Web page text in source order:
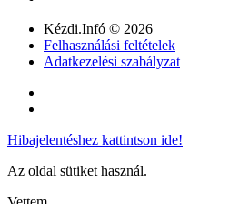
Kézdi.Infó © 2026
Felhasználási feltételek
Adatkezelési szabályzat
Hibajelentéshez kattintson ide!
Az oldal sütiket használ.